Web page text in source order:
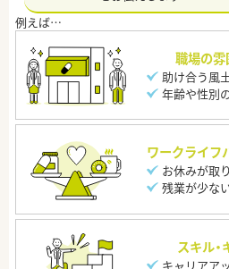
職場の雰
助け合う風
年齢や性別
ワークライフ
お休みが取
残業が少な
スキル
キャリアア